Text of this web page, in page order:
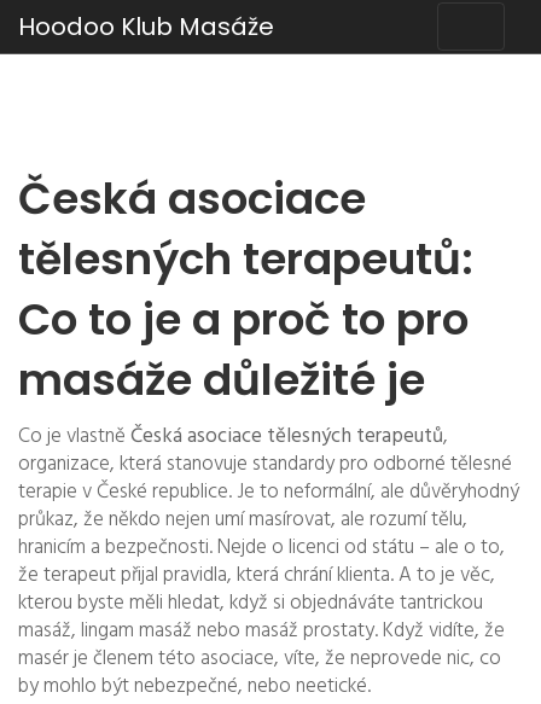
Hoodoo Klub Masáže
Česká asociace
tělesných terapeutů:
Co to je a proč to pro
masáže důležité je
Co je vlastněČeská asociace tělesných terapeutů,
organizace, která stanovuje standardy pro odborné tělesné
terapie v České republice.Je to neformální, ale důvěryhodný
průkaz, že někdo nejen umí masírovat, ale rozumí tělu,
hranicím a bezpečnosti. Nejde o licenci od státu – ale o to,
že terapeut přijal pravidla, která chrání klienta. A to je věc,
kterou byste měli hledat, když si objednáváte tantrickou
masáž, lingam masáž nebo masáž prostaty. Když vidíte, že
masér je členem této asociace, víte, že neprovede nic, co
by mohlo být nebezpečné, nebo neetické.